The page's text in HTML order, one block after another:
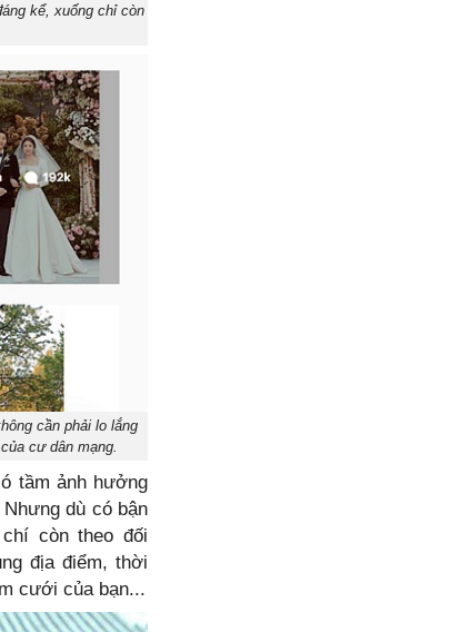
kể, xuống chỉ còn
cần phải lo lắng
cư dân mạng.
tầm ảnh hưởng
dù có bận
còn theo đối
địa điểm, thời
cưới của bạn...